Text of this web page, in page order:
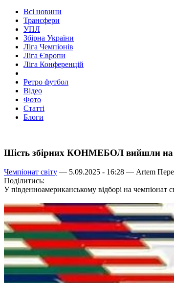
Всі новини
Трансфери
УПЛ
Збірна України
Ліга Чемпіонів
Ліга Європи
Ліга Конференцій
Ретро футбол
Відео
Фото
Статті
Блоги
Шість збірних КОНМЕБОЛ вийшли
Чемпіонат світу — 5.09.2025 - 16:28 — Artem
Поділитись:
У південноамериканському відборі на чемпіонат